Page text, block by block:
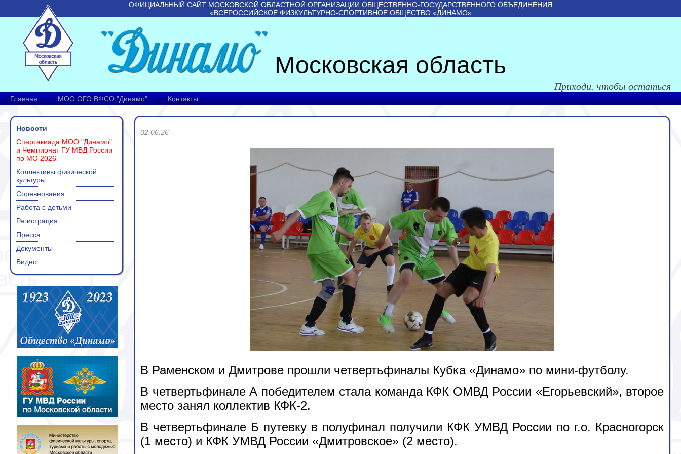
ОФИЦИАЛЬНЫЙ САЙТ МОСКОВСКОЙ ОБЛАСТНОЙ ОРГАНИЗАЦИИ ОБЩЕСТВЕННО-ГОСУДАРСТВЕННОГО ОБЪЕДИНЕНИЯ
«ВСЕРОССИЙСКОЕ ФИЗКУЛЬТУРНО-СПОРТИВНОЕ ОБЩЕСТВО «ДИНАМО»
Московская область
Приходи, чтобы остаться
Главная МОО ОГО ВФСО "Динамо" Контакты
Новости
Спартакиада МОО "Динамо"
и Чемпионат ГУ МВД России
по МО 2026
Коллективы физической
культуры
Соревнования
Работа с детьми
Регистрация
Пресса
Документы
Видео
02.06.26
В Раменском и Дмитрове прошли четвертьфиналы Кубка «Динамо» по мини-футболу.
В четвертьфинале А победителем стала команда КФК ОМВД России «Егорьевский», второе
место занял коллектив КФК-2.
В четвертьфинале Б путевку в полуфинал получили КФК УМВД России по г.о. Красногорск
(1 место) и КФК УМВД России «Дмитровское» (2 место).